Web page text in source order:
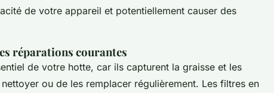
de votre appareil et potentiellement causer des
réparations courantes
de votre hotte, car ils capturent la graisse et les
ou de les remplacer régulièrement. Les filtres en